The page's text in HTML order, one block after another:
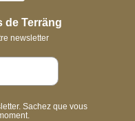
de Terräng
newsletter
Sachez que vous